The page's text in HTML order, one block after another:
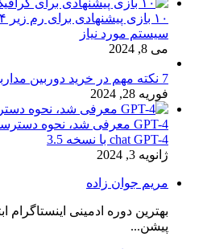
سیستم مورد نیاز
می 8, 2024
7 نکته مهم در خرید دوربین مداربسته + راهنمای خرید
فوریه 28, 2024
chat GPT-4 با نسخه 3.5
ژانویه 3, 2024
مریم جوان زاده
بهترین دوره ادمینی
پیشن...